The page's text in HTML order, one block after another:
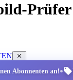
Prüfer
Abonnenten an!•